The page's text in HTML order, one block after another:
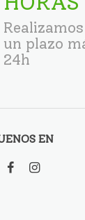
un plazo
24h
EN